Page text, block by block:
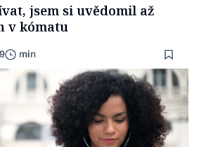
jsem si uvědomil až
v kómatu
min